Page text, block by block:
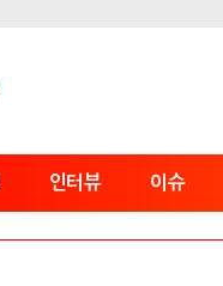
인터뷰 이슈